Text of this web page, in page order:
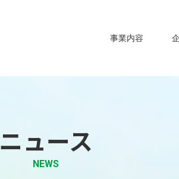
事業内容
ニュース
NEWS